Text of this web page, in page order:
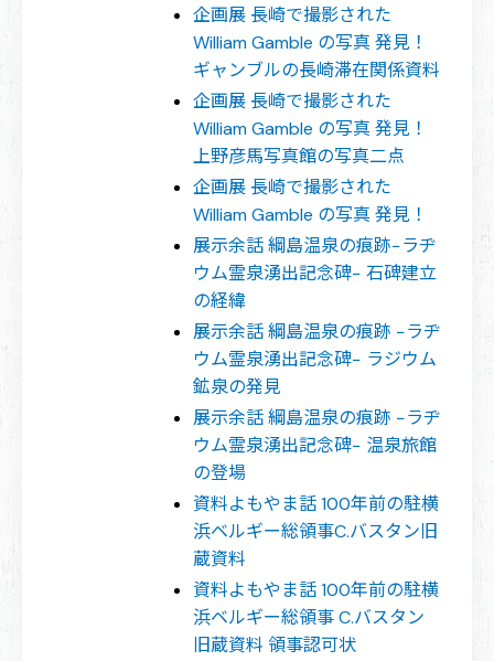
企画展 長崎で撮影された
William Gamble の写真 発見！
ギャンブルの長崎滞在関係資料
企画展 長崎で撮影された
William Gamble の写真 発見！
上野彦馬写真館の写真二点
企画展 長崎で撮影された
William Gamble の写真 発見！
展示余話 綱島温泉の痕跡−ラヂ
ウム霊泉湧出記念碑− 石碑建立
の経緯
展示余話 綱島温泉の痕跡 −ラヂ
ウム霊泉湧出記念碑− ラジウム
鉱泉の発見
展示余話 綱島温泉の痕跡 −ラヂ
ウム霊泉湧出記念碑− 温泉旅館
の登場
資料よもやま話 100年前の駐横
浜ベルギー総領事C.バスタン旧
蔵資料
資料よもやま話 100年前の駐横
浜ベルギー総領事 C.バスタン
旧蔵資料 領事認可状